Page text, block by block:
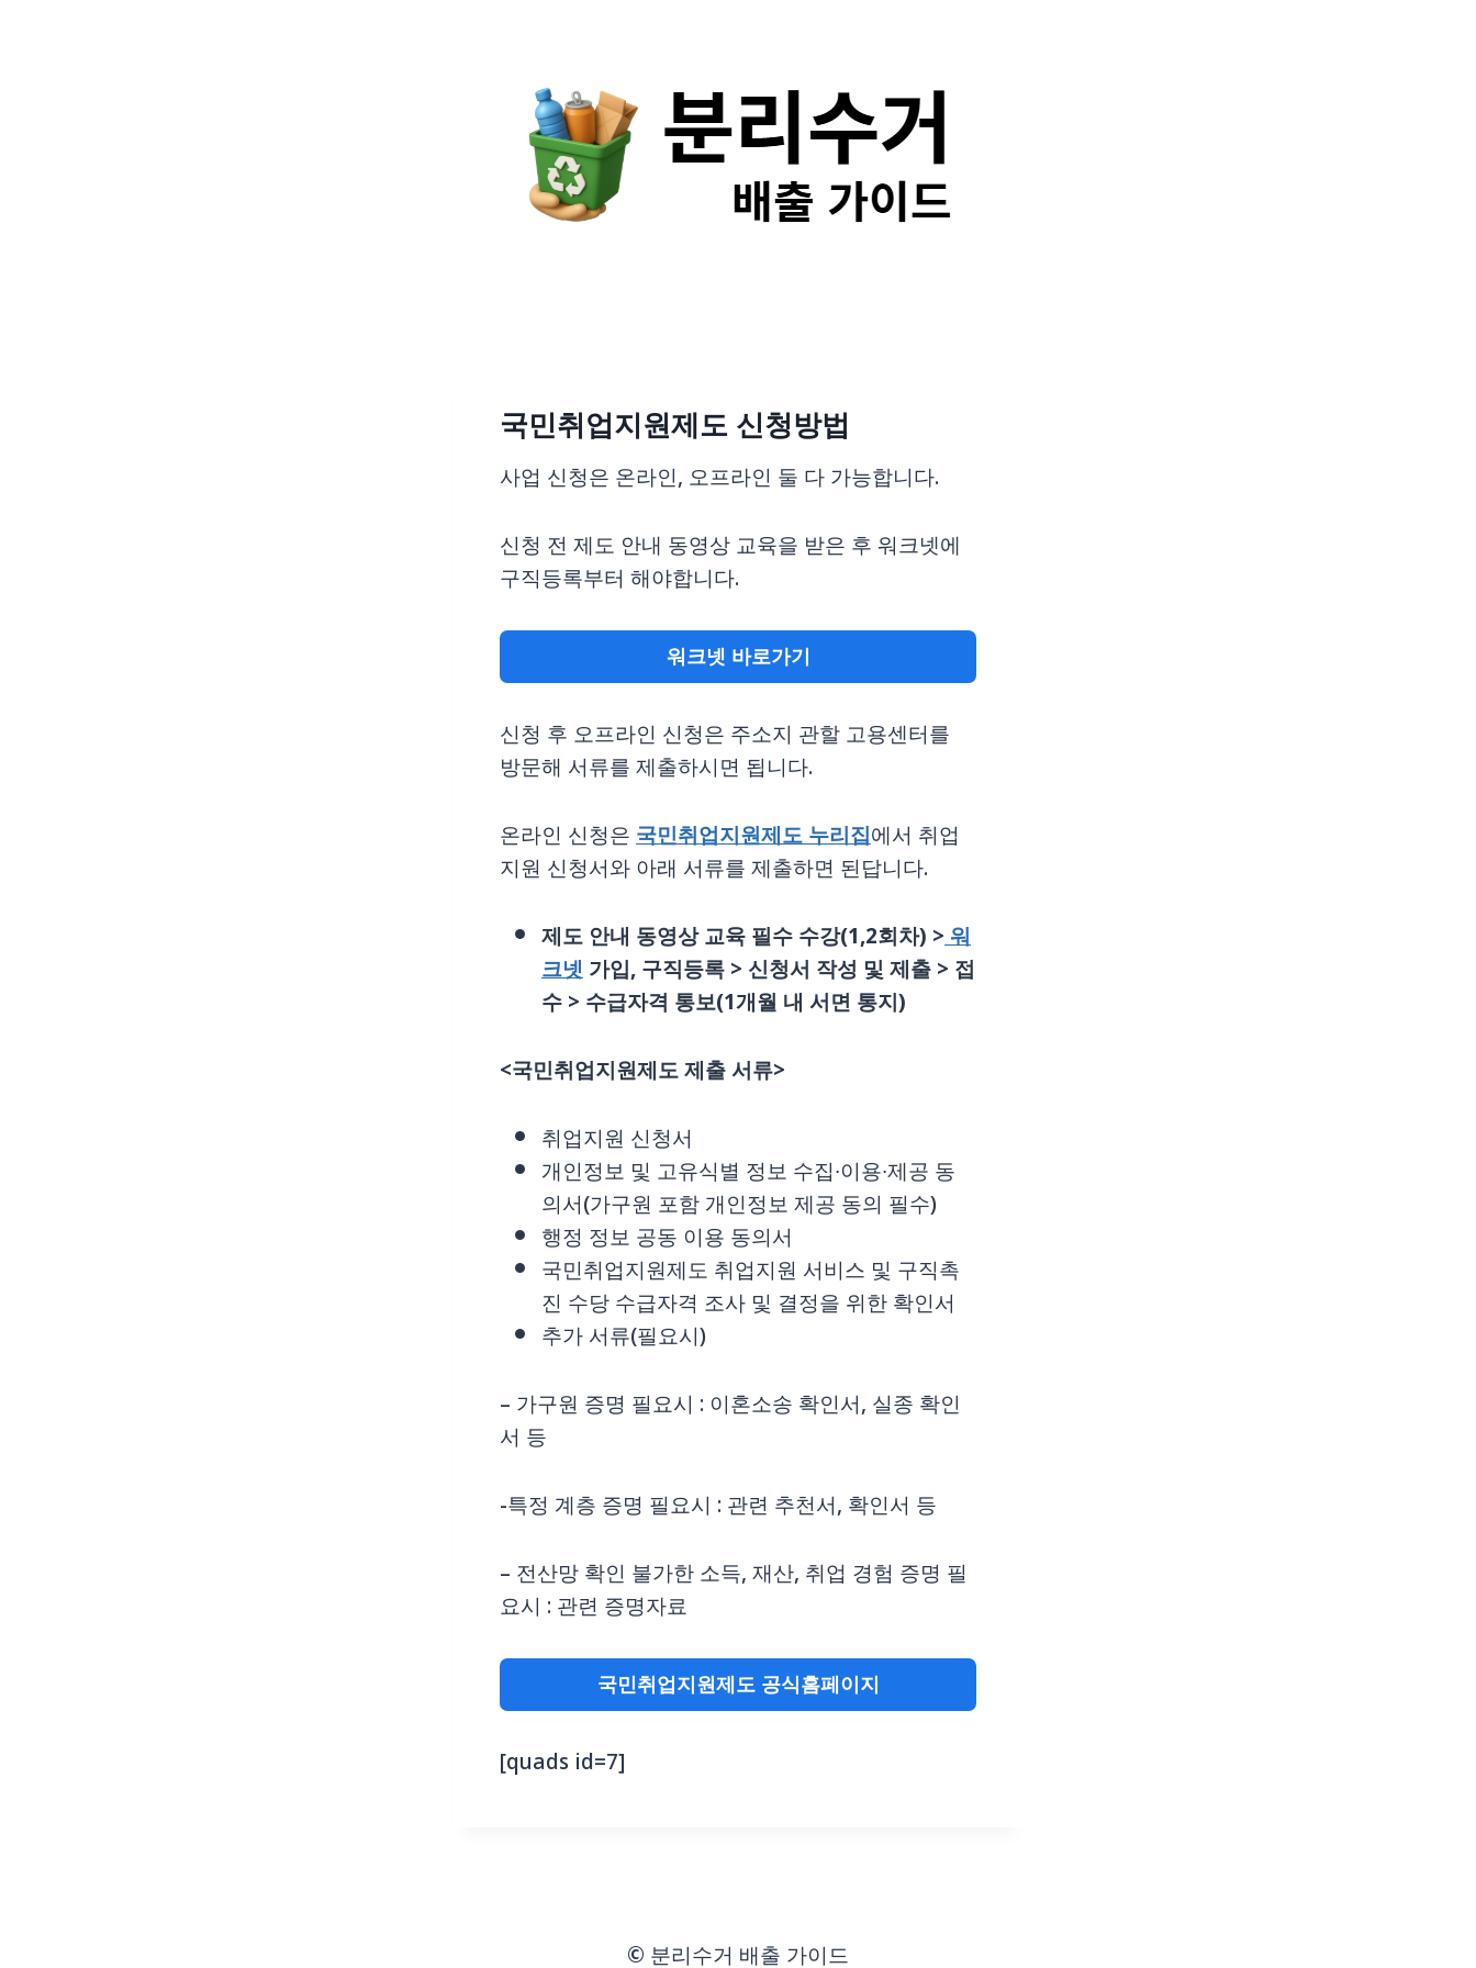
국민취업지원제도 신청방법
사업 신청은 온라인, 오프라인 둘 다 가능합니다.
신청 전 제도 안내 동영상 교육을 받은 후 워크넷에
구직등록부터 해야합니다.
워크넷 바로가기
신청 후 오프라인 신청은 주소지 관할 고용센터를
방문해 서류를 제출하시면 됩니다.
온라인 신청은국민취업지원제도 누리집에서 취업
지원 신청서와 아래 서류를 제출하면 된답니다.
제도 안내 동영상 교육 필수 수강(1,2회차) >워
크넷가입, 구직등록 > 신청서 작성 및 제출 > 접
수 > 수급자격 통보(1개월 내 서면 통지)
<국민취업지원제도 제출 서류>
취업지원 신청서
개인정보 및 고유식별 정보 수집∙이용∙제공 동
의서(가구원 포함 개인정보 제공 동의 필수)
행정 정보 공동 이용 동의서
국민취업지원제도 취업지원 서비스 및 구직촉
진 수당 수급자격 조사 및 결정을 위한 확인서
추가 서류(필요시)
– 가구원 증명 필요시 : 이혼소송 확인서, 실종 확인
서 등
-특정 계층 증명 필요시 : 관련 추천서, 확인서 등
– 전산망 확인 불가한 소득, 재산, 취업 경험 증명 필
요시 : 관련 증명자료
국민취업지원제도 공식홈페이지
[quads id=7]
© 분리수거 배출 가이드